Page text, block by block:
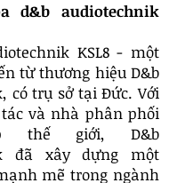
d&b audiotechnik
KSL8 - một
từ thương hiệu D&b
có trụ sở tại Đức. Với
và nhà phân phối
thế giới, D&b
đã xây dựng một
mẽ trong ngành